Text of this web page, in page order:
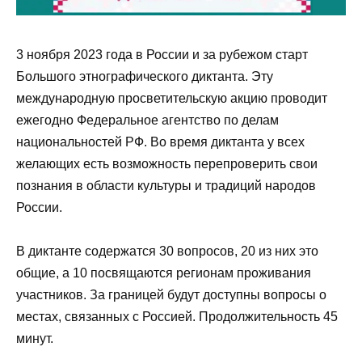
3 ноября 2023 года в России и за рубежом старт
Большого этнографического диктанта. Эту
международную просветительскую акцию проводит
ежегодно Федеральное агентство по делам
национальностей РФ. Во время диктанта у всех
желающих есть возможность перепроверить свои
познания в области культуры и традиций народов
России.
В диктанте содержатся 30 вопросов, 20 из них это
общие, а 10 посвящаются регионам проживания
участников. За границей будут доступны вопросы о
местах, связанных с Россией. Продолжительность 45
минут.